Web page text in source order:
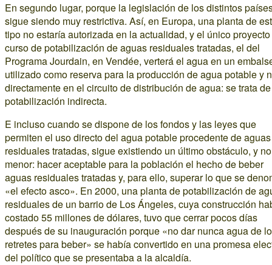
En segundo lugar, porque la legislación de los distintos
sigue siendo muy restrictiva. Así, en Europa, una planta de
tipo no estaría autorizada en la actualidad, y el único
curso de potabilización de aguas residuales tratadas, el del
Programa Jourdain, en Vendée, verterá el agua en un
utilizado como reserva para la producción de agua potable y
directamente en el circuito de distribución de agua: se trata de
potabilización indirecta.
E incluso cuando se dispone de los fondos y las leyes que
permiten el uso directo del agua potable procedente de aguas
residuales tratadas, sigue existiendo un último obstáculo, y no
menor: hacer aceptable para la población el hecho de beber
aguas residuales tratadas y, para ello, superar lo que se
«el efecto asco». En 2000, una planta de potabilización de
residuales de un barrio de Los Ángeles, cuya construcción
costado 55 millones de dólares, tuvo que cerrar pocos días
después de su inauguración porque «no dar nunca agua de
retretes para beber» se había convertido en una promesa
del político que se presentaba a la alcaldía.